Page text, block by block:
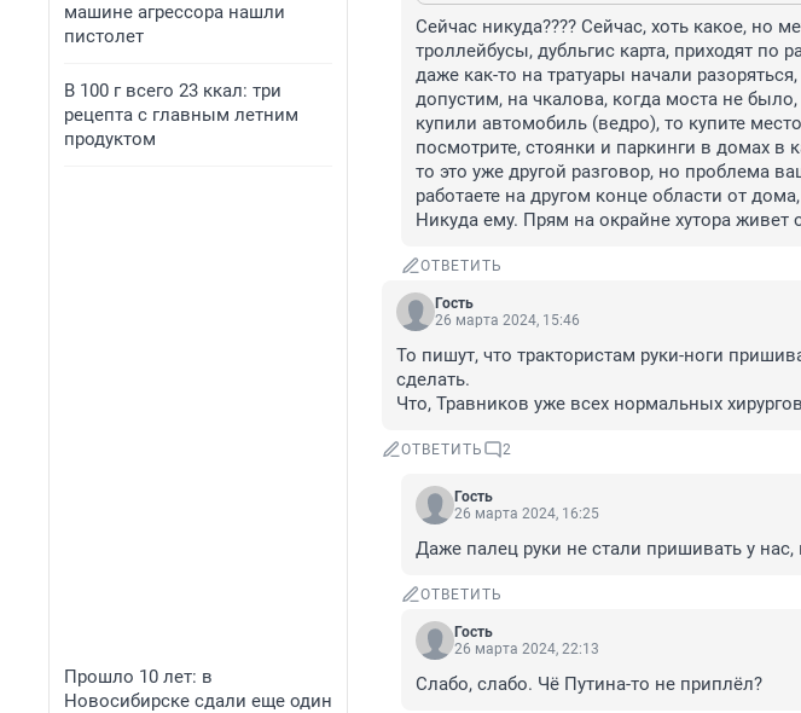
машине агрессора нашли
пистолет
В 100 г всего 23 ккал: три
рецепта с главным летним
продуктом
Прошло 10 лет: в
Новосибирске сдали еще один
Сейчас никуда???? Сейчас, хоть какое, но
троллейбусы, дубльгис карта, приходят по
даже как-то на тратуары начали
допустим, на чкалова, когда моста не
купили автомобиль (ведро), то купите
посмотрите, стоянки и паркинги в домах в
то это уже другой разговор, но проблема
работаете на другом конце области от
Никуда ему. Прям на окрайне хутора живет
ОТВЕТИТЬ
Гость
26 марта 2024, 15:46
То пишут, что трактористам руки-ноги
сделать.
Что, Травников уже всех нормальных
ОТВЕТИТЬ 2
Гость
26 марта 2024, 16:25
Даже палец руки не стали пришивать у
ОТВЕТИТЬ
Гость
26 марта 2024, 22:13
Слабо, слабо. Чё Путина-то не приплёл?